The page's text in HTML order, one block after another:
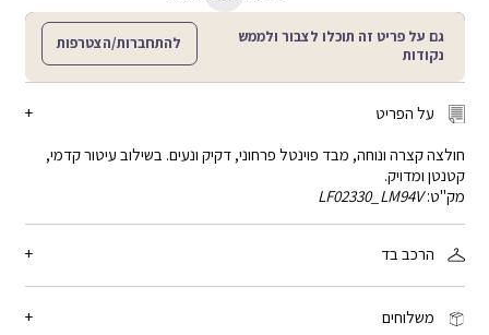
גם על פריט זה תוכלו לצבור ולממש
נקודות
להתחברות/הצטרפות
על הפריט
הרכב בד
משלוחים
חולצה קצרה ונוחה, מבד פוינטל פרחוני, דקיק ונעים. בשילוב עיטור קדמי,
קטנטן ומדויק.
מק"ט: LF02330_LM94V